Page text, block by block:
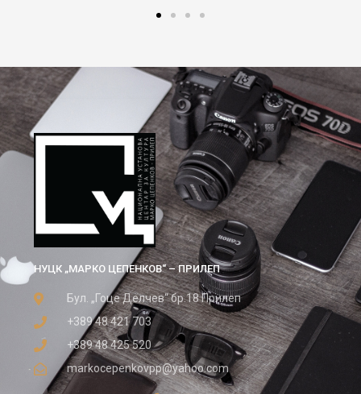
НУЦК „МАРКО ЦЕПЕНКОВ“ – ПРИЛЕП
Бул. „Гоце Делчев“ бр.18 Прилеп
+389 48 421 703
+389 48 425 520
markocepenkovpp@yahoo.com